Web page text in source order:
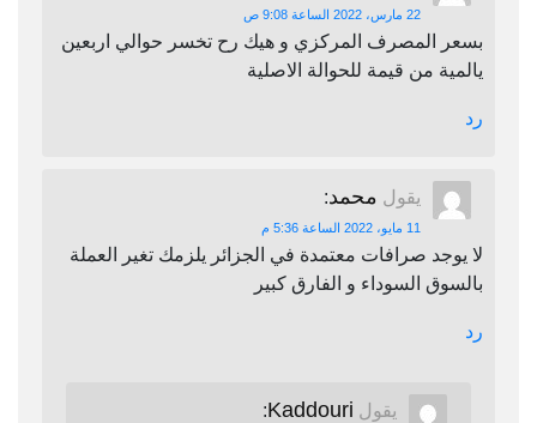
22 مارس، 2022 الساعة 9:08 ص
بسعر المصرف المركزي و هيك رح تخسر حوالي اربعين
يالمية من قيمة للحوالة الاصلية
رد
يقول محمد:
11 مايو، 2022 الساعة 5:36 م
لا يوجد صرافات معتمدة في الجزائر يلزمك تغير العملة
بالسوق السوداء و الفارق كبير
رد
يقول Kaddouri
: